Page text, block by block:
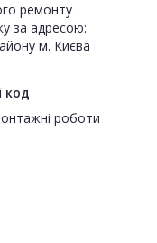
ремонту
за адресою:
м. Києва
код
роботи